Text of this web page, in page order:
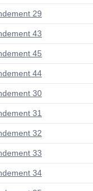
29
43
45
44
30
31
32
33
34